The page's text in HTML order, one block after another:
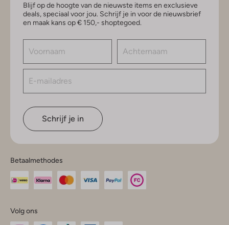
Blijf op de hoogte van de nieuwste items en exclusieve
deals, speciaal voor jou. Schrijf je in voor de nieuwsbrief
en maak kans op € 150,- shoptegoed.
Schrijf je in
Betaalmethodes
Volg ons